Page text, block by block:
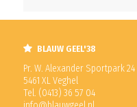
BLAUW GEEL'38
Pr. W. Alexander Sportpark 24
5461 XL Veghel
Tel. (0413) 36 57 04